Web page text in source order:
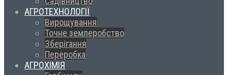
АГРОТЕХНОЛОГІЇ
Вирощування
Точне землеробство
Зберігання
Переробка
АГРОХІМІЯ